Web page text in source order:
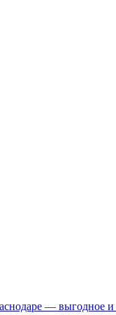
— выгодное